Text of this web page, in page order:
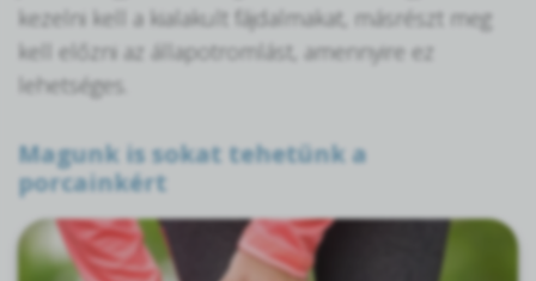
kezelni kell a kialakult fájdalmakat, másrészt meg
kell előzni az állapotromlást, amennyire ez
lehetséges.
Magunk is sokat tehetünk a
porcainkért